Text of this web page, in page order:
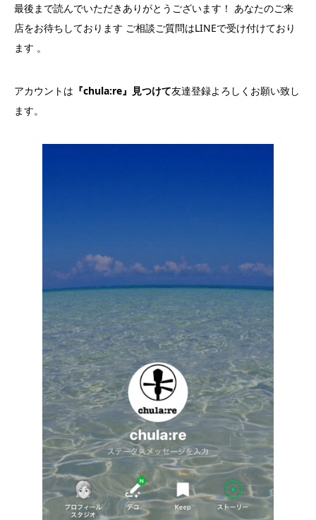
最後まで読んでいただきありがとうございます！ あなたのご来
店をお待ちしております ご相談ご質問はLINEで受け付けており
ます 。
アカウントは 『chula:re』見つけて友達登録よろしくお願い致し
ます。